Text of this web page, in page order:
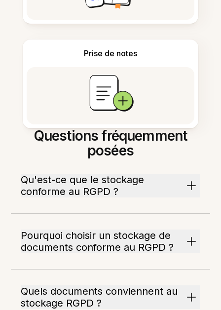
Prise de notes
Questions fréquemment
posées
Qu'est-ce que le stockage
conforme au RGPD ?
Pourquoi choisir un stockage de
documents conforme au RGPD ?
Quels documents conviennent au
stockage RGPD ?